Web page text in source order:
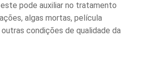
pode auxiliar no tratamento
algas mortas, película
condições de qualidade da